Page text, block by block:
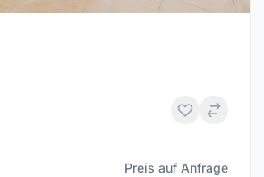
Preis auf Anfrage